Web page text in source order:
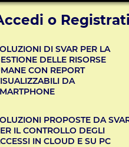
o Registrati
DI SVAR PER LA
DELLE RISORSE
CON REPORT
DA
PROPOSTE DA
IL CONTROLLO DEGLI
IN CLOUD E SU PC